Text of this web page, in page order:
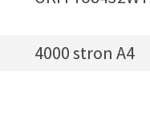
4000 stron A4